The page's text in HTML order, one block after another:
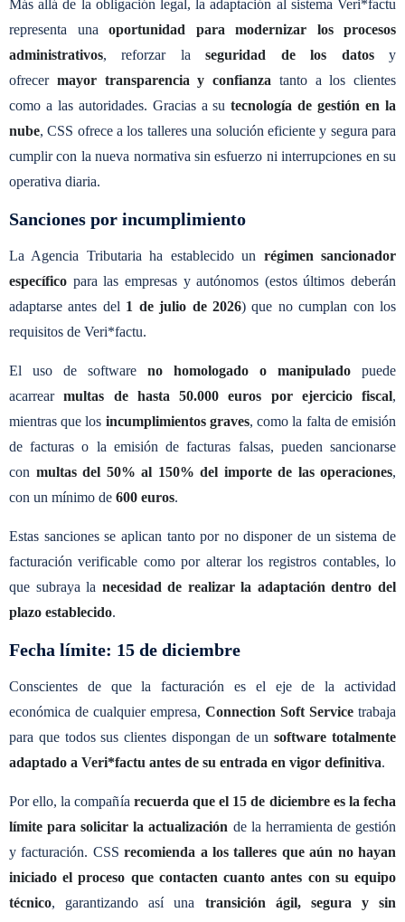
Más allá de la obligación legal, la adaptación al sistema Veri*factu
representa una oportunidad para modernizar los procesos
administrativos, reforzar laseguridad de los datosy
ofrecer mayor transparencia y confianza tanto a los clientes
como a las autoridades. Gracias a sutecnología de gestión en la
nube, CSS ofrece a los talleres una solución eficiente y segura para
cumplir con la nueva normativa sin esfuerzo ni interrupciones en su
operativa diaria.
Sanciones por incumplimiento
La Agencia Tributaria ha establecido un régimen sancionador
específico para las empresas y autónomos (estos últimos deberán
adaptarse antes del 1 de julio de 2026) que no cumplan con los
requisitos de Veri*factu.
El uso de software no homologado o manipulado puede
acarrearmultas de hasta 50.000 euros por ejercicio fiscal,
mientras que los incumplimientos graves, como la falta de emisión
de facturas o la emisión de facturas falsas, pueden sancionarse
con multas del 50% al 150% del importe de las operaciones,
con un mínimo de 600 euros.
Estas sanciones se aplican tanto por no disponer de un sistema de
facturación verificable como por alterar los registros contables, lo
que subraya la necesidad de realizar la adaptación dentro del
plazo establecido.
Fecha límite: 15 de diciembre
Conscientes de que la facturación es el eje de la actividad
económica de cualquier empresa, Connection Soft Service trabaja
para que todos sus clientes dispongan de unsoftware totalmente
adaptado a Veri*factu antes de su entrada en vigor definitiva.
Por ello, la compañía recuerda que el 15 de diciembre es la fecha
límite para solicitar la actualización de la herramienta de gestión
y facturación. CSSrecomienda a los talleres que aún no hayan
iniciado el proceso que contacten cuanto antes con su equipo
técnico, garantizando así una transición ágil, segura y sin